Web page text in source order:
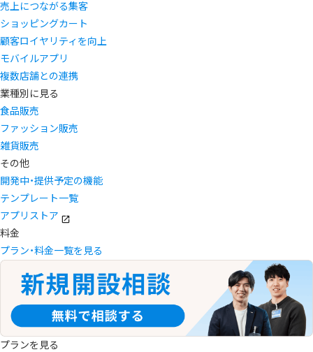
売上につながる集客
ショッピングカート
顧客ロイヤリティを向上
モバイルアプリ
複数店舗との連携
業種別に見る
食品販売
ファッション販売
雑貨販売
その他
開発中・提供予定の機能
テンプレート一覧
アプリストア
料金
プラン・料金一覧を見る
プランを見る